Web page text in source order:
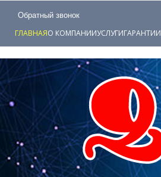
Обратный звонок
ГЛАВНАЯО КОМПАНИИУСЛУГИГАРАНТИИ